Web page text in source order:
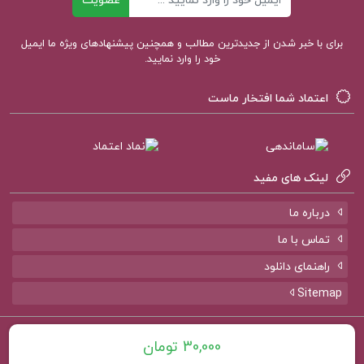
برای با خبر شدن از جدیدترین مطالب و همچنین پیشنهادهای ویژه ما ایمیل
خود را وارد نمایید.
اعتماد شما افتخار ماست
لینک های مفید
درباره ما
تماس با ما
راهنمای دانلود
Sitemap
تمامی حقوق برای سایت پروژه کده 30,000 تومان